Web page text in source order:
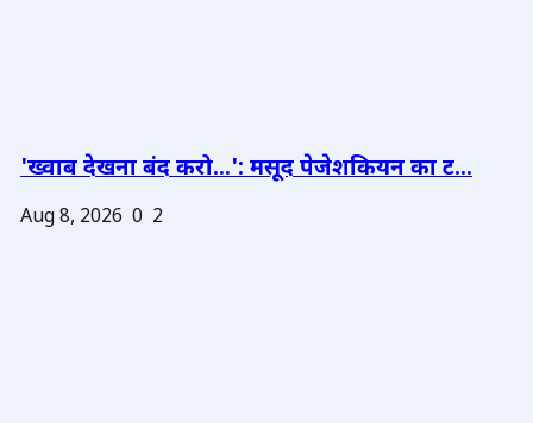
'ख्वाब देखना बंद करो...': मसूद पेजेशकियन का ट...
Aug 8, 2026 0 2